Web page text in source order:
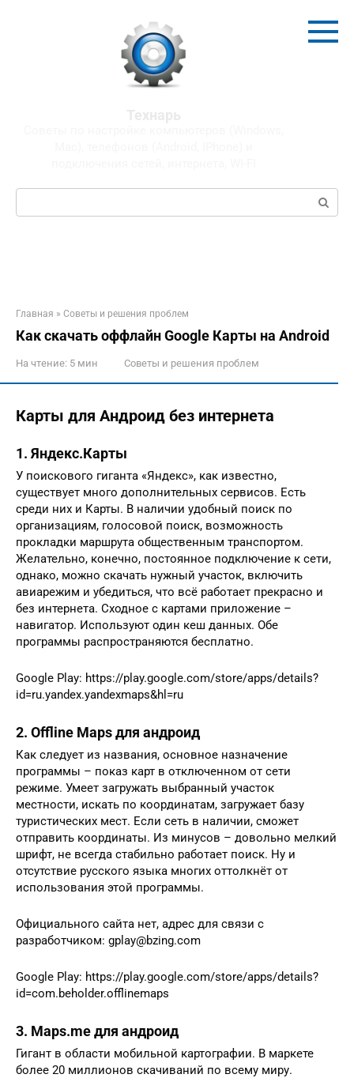
Поиск:
Главная » Советы и решения проблем
Как скачать оффлайн Google Карты на Android
На чтение: 5 мин Советы и решения проблем
Карты для Андроид без интернета
1. Яндекс.Карты
У поискового гиганта «Яндекс», как известно,
существует много дополнительных сервисов. Есть
среди них и Карты. В наличии удобный поиск по
организациям, голосовой поиск, возможность
прокладки маршрута общественным транспортом.
Желательно, конечно, постоянное подключение к сети,
однако, можно скачать нужный участок, включить
авиарежим и убедиться, что всё работает прекрасно и
без интернета. Сходное с картами приложение –
навигатор. Используют один кеш данных. Обе
программы распространяются бесплатно.
Google Play: https://play.google.com/store/apps/details?
id=ru.yandex.yandexmaps&hl=ru
2. Offline Maps для андроид
Как следует из названия, основное назначение
программы – показ карт в отключенном от сети
режиме. Умеет загружать выбранный участок
местности, искать по координатам, загружает базу
туристических мест. Если сеть в наличии, сможет
отправить координаты. Из минусов – довольно мелкий
шрифт, не всегда стабильно работает поиск. Ну и
отсутствие русского языка многих оттолкнёт от
использования этой программы.
Официального сайта нет, адрес для связи с
разработчиком: gplay@bzing.com
Google Play: https://play.google.com/store/apps/details?
id=com.beholder.offlinemaps
3. Maps.me для андроид
Гигант в области мобильной картографии. В маркете
более 20 миллионов скачиваний по всему миру.